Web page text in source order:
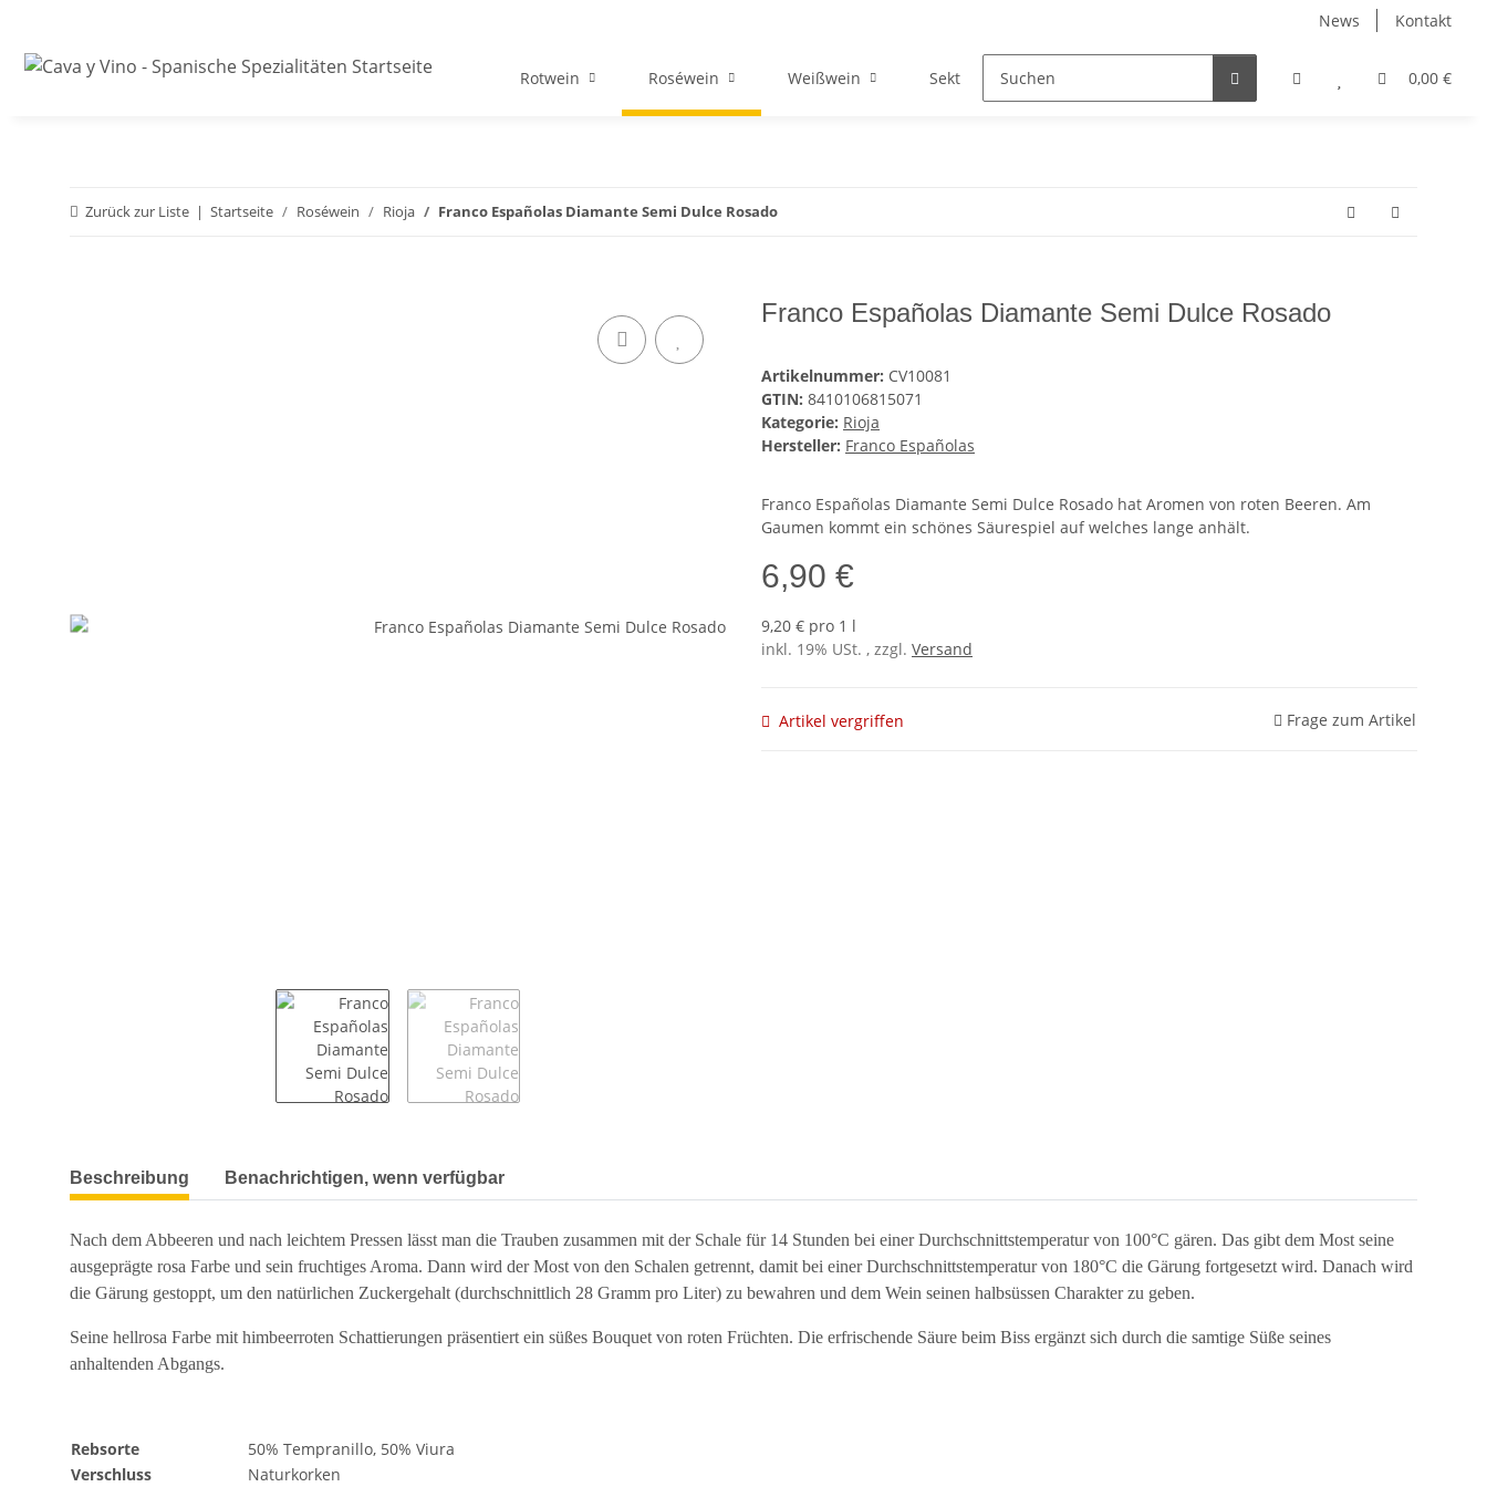
News Kontakt
0,00 €
Rotwein Roséwein Weißwein Sekt & Co. Sonstiges
Zurück zur Liste Startseite Roséwein Rioja Franco Españolas Diamante Semi Dulce Rosado
Franco Españolas Diamante Semi Dulce Rosado
Artikelnummer: CV10081
GTIN: 8410106815071
Kategorie: Rioja
Hersteller: Franco Españolas
Franco Españolas Diamante Semi Dulce Rosado hat Aromen von roten Beeren. Am
Gaumen kommt ein schönes Säurespiel auf welches lange anhält.
6,90 €
9,20 € pro 1 l
inkl. 19% USt. , zzgl. Versand
Artikel vergriffen Frage zum Artikel
weitere Registerkarten anzeigen
Beschreibung Benachrichtigen, wenn verfügbar
Nach dem Abbeeren und nach leichtem Pressen lässt man die Trauben zusammen mit der Schale für 14 Stunden bei einer Durchschnittstemperatur von 100°C gären. Das gibt dem Most seine
ausgeprägte rosa Farbe und sein fruchtiges Aroma. Dann wird der Most von den Schalen getrennt, damit bei einer Durchschnittstemperatur von 180°C die Gärung fortgesetzt wird. Danach wird
die Gärung gestoppt, um den natürlichen Zuckergehalt (durchschnittlich 28 Gramm pro Liter) zu bewahren und dem Wein seinen halbsüssen Charakter zu geben.
Seine hellrosa Farbe mit himbeerroten Schattierungen präsentiert ein süßes Bouquet von roten Früchten. Die erfrischende Säure beim Biss ergänzt sich durch die samtige Süße seines
anhaltenden Abgangs.
Rebsorte
50% Tempranillo, 50% Viura
Verschluss
Naturkorken